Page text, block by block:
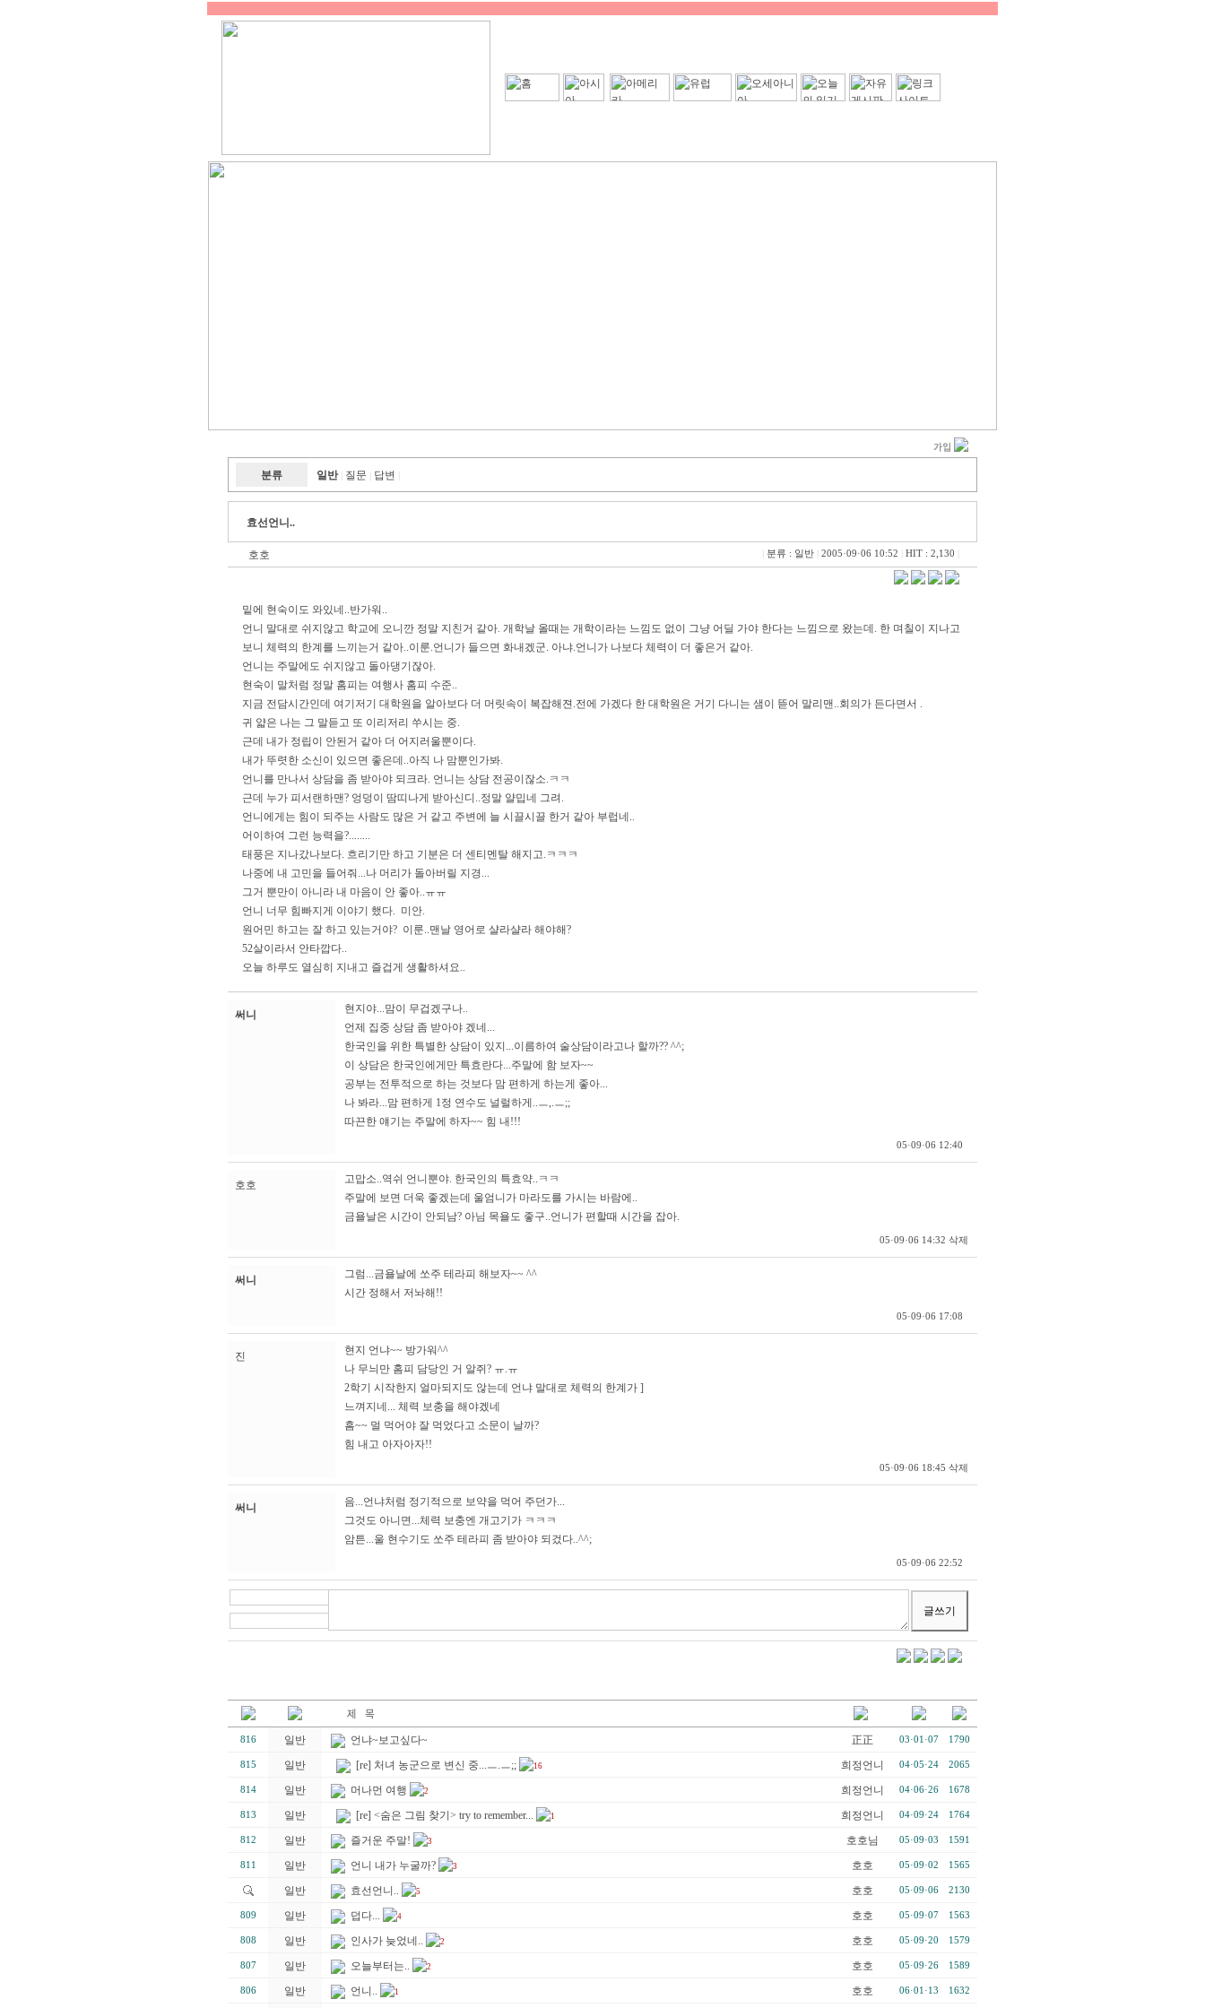
분류 일반 질문 답변
효선언니..
호호 분류 : 일반 2005·09·06 10:52 HIT : 2,130
밑에 현숙이도 와있네..반가워..
언니 말대로 쉬지않고 학교에 오니깐 정말 지친거 같아. 개학날 올때는 개학이라는 느낌도 없이 그냥 어딜 가야 한다는 느낌으로 왔는데. 한 며칠이 지나고
보니 체력의 한계를 느끼는거 같아..이룬.언니가 들으면 화내겠군. 아냐.언니가 나보다 체력이 더 좋은거 같아.
언니는 주말에도 쉬지않고 돌아댕기잖아.
현숙이 말처럼 정말 홈피는 여행사 홈피 수준..
지금 전담시간인데 여기저기 대학원을 알아보다 더 머릿속이 복잡해젼.전에 가겠다 한 대학원은 거기 다니는 샘이 뜯어 말리맨..회의가 든다면서 .
귀 얇은 나는 그 말듣고 또 이리저리 쑤시는 중.
근데 내가 정립이 안된거 같아 더 어지러울뿐이다.
내가 뚜렷한 소신이 있으면 좋은데..아직 나 맘뿐인가봐.
언니를 만나서 상담을 좀 받아야 되크라. 언니는 상담 전공이잖소.ㅋㅋ
근데 누가 피서랜하맨? 엉덩이 땀띠나게 받아신디..정말 얄밉네 그려.
언니에게는 힘이 되주는 사람도 많은 거 같고 주변에 늘 시끌시끌 한거 같아 부럽네..
어이하여 그런 능력을?........
태풍은 지나갔나보다. 흐리기만 하고 기분은 더 센티멘탈 해지고.ㅋㅋㅋ
나중에 내 고민을 들어줘...나 머리가 돌아버릴 지경...
그거 뿐만이 아니라 내 마음이 안 좋아..ㅠㅠ
언니 너무 힘빠지게 이야기 했다. 미안.
원어민 하고는 잘 하고 있는거야? 이룬..맨날 영어로 샬라샬라 해야해?
52살이라서 안타깝다..
오늘 하루도 열심히 지내고 즐겁게 생활하셔요..
써니
현지야...맘이 무겁겠구나..
언제 집중 상담 좀 받아야 겠네...
한국인을 위한 특별한 상담이 있지...이름하여 술상담이라고나 할까?? ^^;
이 상담은 한국인에게만 특효란다...주말에 함 보자~~
공부는 전투적으로 하는 것보다 맘 편하게 하는게 좋아...
나 봐라...맘 편하게 1정 연수도 널럴하게..ㅡ,.ㅡ;;
따끈한 얘기는 주말에 하자~~ 힘 내!!!
05·09·06 12:40
호호
고맙소..역쉬 언니뿐야. 한국인의 특효약..ㅋㅋ
주말에 보면 더욱 좋겠는데 울엄니가 마라도를 가시는 바람에..
금욜날은 시간이 안되남? 아님 목욜도 좋구..언니가 편할때 시간을 잡아.
05·09·06 14:32 삭제
써니
그럼...금욜날에 쏘주 테라피 해보자~~ ^^
시간 정해서 저놔해!!
05·09·06 17:08
진
현지 언냐~~ 방가워^^
나 무늬만 홈피 담당인 거 알쥐? ㅠ.ㅠ
2학기 시작한지 얼마되지도 않는데 언냐 말대로 체력의 한계가 ]
느껴지네... 체력 보충을 해야겠네
흠~~ 멀 먹어야 잘 먹었다고 소문이 날까?
힘 내고 아자아자!!
05·09·06 18:45 삭제
써니
음...언냐처럼 정기적으로 보약을 먹어 주던가...
그것도 아니면...체력 보충엔 개고기가 ㅋㅋㅋ
암튼...울 현수기도 쏘주 테라피 좀 받아야 되겄다..^^;
05·09·06 22:52
816 일반 언냐~보고싶다~ 正正 03·01·07 1790
815 일반 [re] 처녀 농군으로 변신 중...ㅡ.ㅡ;; 16 희정언니 04·05·24 2065
814 일반 머나먼 여행 2 희정언니 04·06·26 1678
813 일반 [re] <숨은 그림 찾기> try to remember... 1 희정언니 04·09·24 1764
812 일반 즐거운 주말! 3 호호님 05·09·03 1591
811 일반 언니 내가 누굴까? 3 호호 05·09·02 1565
일반 효선언니.. 5 호호 05·09·06 2130
809 일반 덥다... 4 호호 05·09·07 1563
808 일반 인사가 늦었네.. 2 호호 05·09·20 1579
807 일반 오늘부터는.. 2 호호 05·09·26 1589
806 일반 언니.. 1 호호 06·01·13 1632